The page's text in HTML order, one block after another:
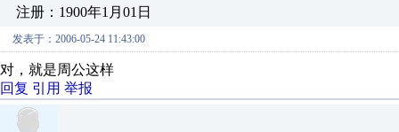
注册：1900年1月01日
发表于：2006-05-24 11:43:00
对，就是周公这样
回复 引用 举报